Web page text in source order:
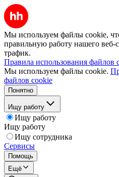
Мы используем файлы cookie,
правильную работу нашего веб-
трафик.
Правила использования файлов
Мы используем файлы cookie.
файлов cookie
Понятно
Ищу работу
Ищу работу
Ищу работу
Ищу сотрудника
Сервисы
Помощь
Ещё